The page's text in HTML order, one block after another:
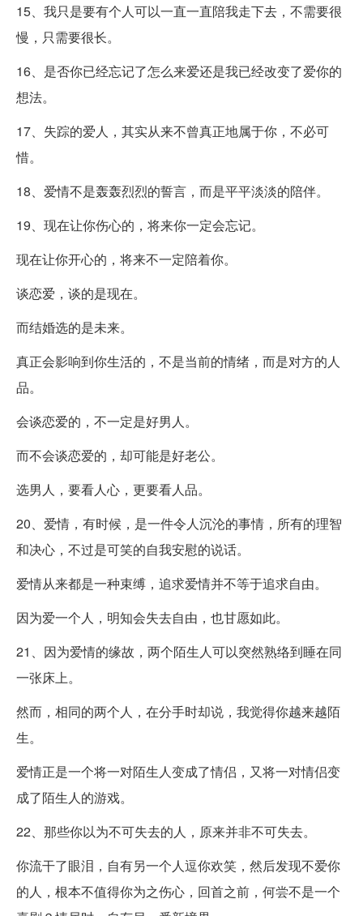
15、我只是要有个人可以一直一直陪我走下去，不需要很
慢，只需要很长。
16、是否你已经忘记了怎么来爱还是我已经改变了爱你的
想法。
17、失踪的爱人，其实从来不曾真正地属于你，不必可
惜。
18、爱情不是轰轰烈烈的誓言，而是平平淡淡的陪伴。
19、现在让你伤心的，将来你一定会忘记。
现在让你开心的，将来不一定陪着你。
谈恋爱，谈的是现在。
而结婚选的是未来。
真正会影响到你生活的，不是当前的情绪，而是对方的人
品。
会谈恋爱的，不一定是好男人。
而不会谈恋爱的，却可能是好老公。
选男人，要看人心，更要看人品。
20、爱情，有时候，是一件令人沉沦的事情，所有的理智
和决心，不过是可笑的自我安慰的说话。
爱情从来都是一种束缚，追求爱情并不等于追求自由。
因为爱一个人，明知会失去自由，也甘愿如此。
21、因为爱情的缘故，两个陌生人可以突然熟络到睡在同
一张床上。
然而，相同的两个人，在分手时却说，我觉得你越来越陌
生。
爱情正是一个将一对陌生人变成了情侣，又将一对情侣变
成了陌生人的游戏。
22、那些你以为不可失去的人，原来并非不可失去。
你流干了眼泪，自有另一个人逗你欢笑，然后发现不爱你
的人，根本不值得你为之伤心，回首之前，何尝不是一个